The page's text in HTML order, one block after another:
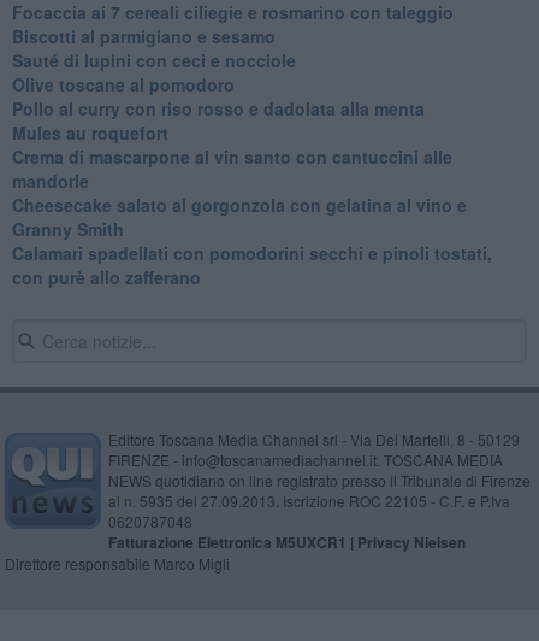
Focaccia ai 7 cereali ciliegie e rosmarino con taleggio
Biscotti al parmigiano e sesamo
Sauté di lupini con ceci e nocciole
Olive toscane al pomodoro
Pollo al curry con riso rosso e dadolata alla menta
Mules au roquefort
Crema di mascarpone al vin santo con cantuccini alle
mandorle
Cheesecake salato al gorgonzola con gelatina al vino e
Granny Smith
Calamari spadellati con pomodorini secchi e pinoli tostati,
con purè allo zafferano
Editore Toscana Media Channel srl - Via Dei Martelli, 8 - 50129
FIRENZE - info@toscanamediachannel.it. TOSCANA MEDIA
NEWS quotidiano on line registrato presso il Tribunale di Firenze
al n. 5935 del 27.09.2013. Iscrizione ROC 22105 - C.F. e P.Iva
0620787048
Fatturazione Elettronica M5UXCR1 | Privacy Nielsen
Direttore responsabile Marco Migli